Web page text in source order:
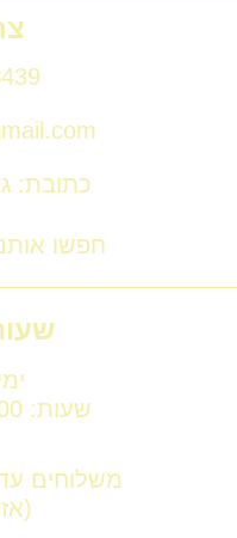
כתובת:
חפשו
שעות: 09:00 לבין 20:00
משלוחים עד 24 שעות